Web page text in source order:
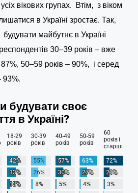
вікових групах. Втім, з віком
в Україні зростає. Так,
майбутнє в Україні
30–39 років – вже
50–59 років – 90%, і серед
93%.